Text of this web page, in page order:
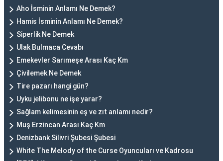
Aho İsminin Anlamı Ne Demek?
Hamis İsminin Anlamı Ne Demek?
Siperlik Ne Demek
Ulak Bulmaca Cevabı
Emekevler Sarımeşe Arası Kaç Km
Çivilemek Ne Demek
Tire pazarı hangi gün?
Uyku jelibonu ne işe yarar?
Sağlam kelimesinin eş ve zıt anlamı nedir?
Muş Erzincan Arası Kaç Km
Denizbank Silivri Şubesi Şubesi
White The Melody of the Curse Oyuncuları ve Kadrosu